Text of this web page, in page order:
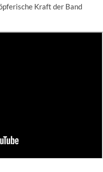
Kraft der Band